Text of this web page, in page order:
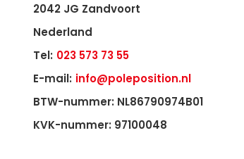
2042 JG Zandvoort
Nederland
Tel: 023 573 73 55
E-mail: info@poleposition.nl
BTW-nummer: NL86790974B01
KVK-nummer: 97100048